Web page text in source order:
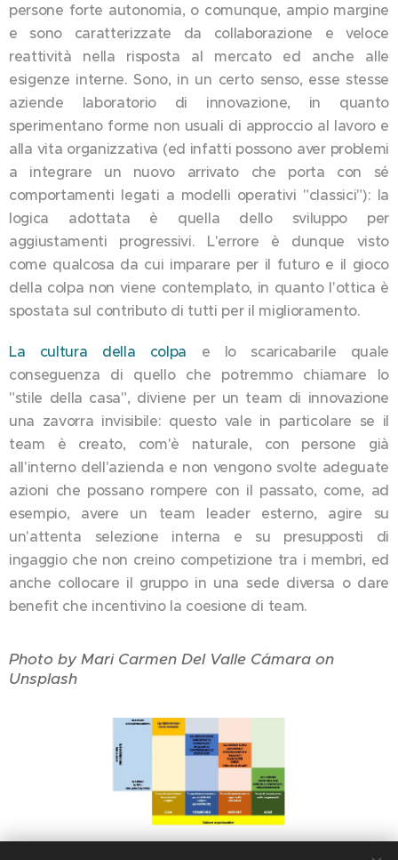
persone forte autonomia, o comunque, ampio margine
e sono caratterizzate da collaborazione e veloce
reattività nella risposta al mercato ed anche alle
esigenze interne. Sono, in un certo senso, esse stesse
aziende laboratorio di innovazione, in quanto
sperimentano forme non usuali di approccio al lavoro e
alla vita organizzativa (ed infatti possono aver problemi
a integrare un nuovo arrivato che porta con sé
comportamenti legati a modelli operativi "classici"): la
logica adottata è quella dello sviluppo per
aggiustamenti progressivi. L'errore è dunque visto
come qualcosa da cui imparare per il futuro e il gioco
della colpa non viene contemplato, in quanto l'ottica è
spostata sul contributo di tutti per il miglioramento.
La cultura della colpa e lo scaricabarile quale
conseguenza di quello che potremmo chiamare lo
"stile della casa", diviene per un team di innovazione
una zavorra invisibile: questo vale in particolare se il
team è creato, com'è naturale, con persone già
all'interno dell'azienda e non vengono svolte adeguate
azioni che possano rompere con il passato, come, ad
esempio, avere un team leader esterno, agire su
un'attenta selezione interna e su presupposti di
ingaggio che non creino competizione tra i membri, ed
anche collocare il gruppo in una sede diversa o dare
benefit che incentivino la coesione di team.
Photo by Mari Carmen Del Valle Cámara on
Unsplash